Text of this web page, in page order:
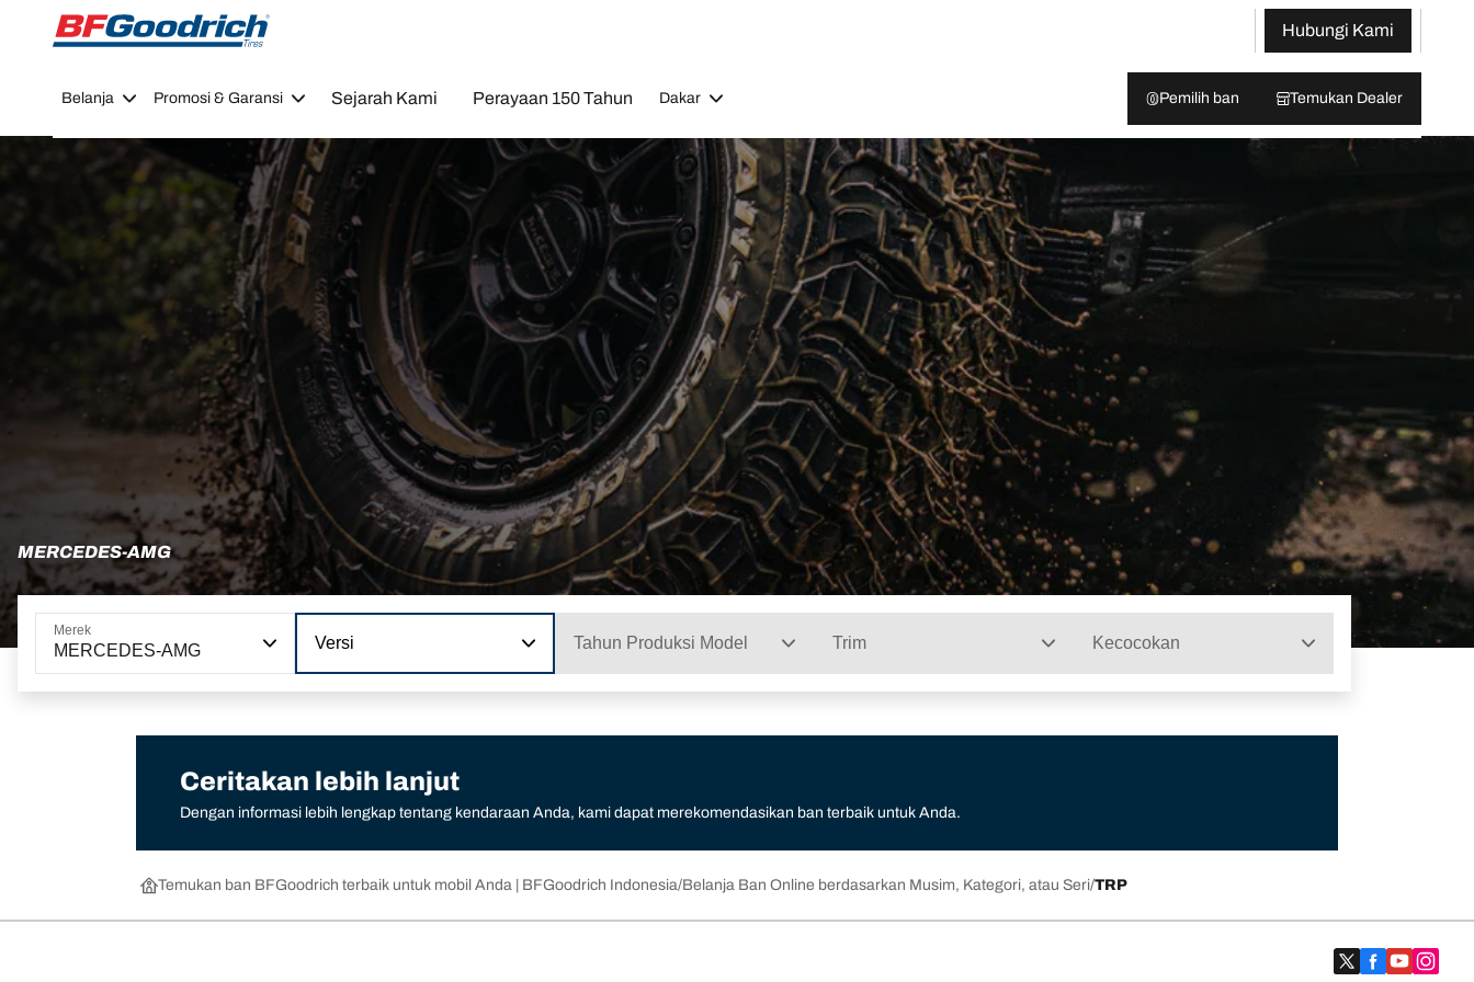
Go to page content
Go to page navigation
Hubungi Kami
Belanja Promosi & Garansi Sejarah Kami Perayaan 150 Tahun Dakar Pemilih ban Temukan Dealer
MERCEDES-AMG
Merek
MERCEDES-AMG Versi Tahun Produksi Model Trim Kecocokan
Ceritakan lebih lanjut
Dengan informasi lebih lengkap tentang kendaraan Anda, kami dapat merekomendasikan ban terbaik untuk Anda.
Temukan ban BFGoodrich terbaik untuk mobil Anda | BFGoodrich Indonesia Belanja Ban Online berdasarkan Musim, Kategori, atau Seri TRP